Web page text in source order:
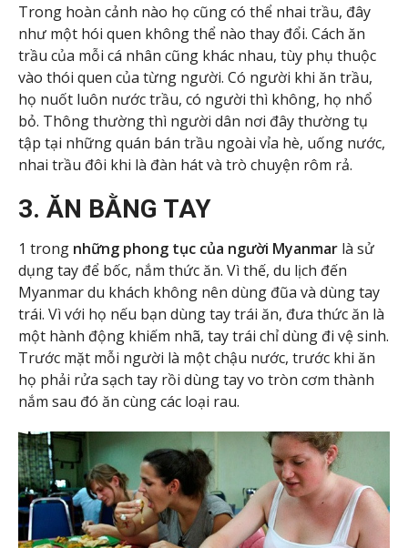
Trong hoàn cảnh nào họ cũng có thể nhai trầu, đây
như một hói quen không thể nào thay đổi. Cách ăn
trầu của mỗi cá nhân cũng khác nhau, tùy phụ thuộc
vào thói quen của từng người. Có người khi ăn trầu,
họ nuốt luôn nước trầu, có người thì không, họ nhổ
bỏ. Thông thường thì người dân nơi đây thường tụ
tập tại những quán bán trầu ngoài vỉa hè, uống nước,
nhai trầu đôi khi là đàn hát và trò chuyện rôm rả.
3. ĂN BẰNG TAY
1 trong những phong tục của người Myanmar là sử
dụng tay để bốc, nắm thức ăn. Vì thế, du lịch đến
Myanmar du khách không nên dùng đũa và dùng tay
trái. Vì với họ nếu bạn dùng tay trái ăn, đưa thức ăn là
một hành động khiếm nhã, tay trái chỉ dùng đi vệ sinh.
Trước mặt mỗi người là một chậu nước, trước khi ăn
họ phải rửa sạch tay rồi dùng tay vo tròn cơm thành
nắm sau đó ăn cùng các loại rau.